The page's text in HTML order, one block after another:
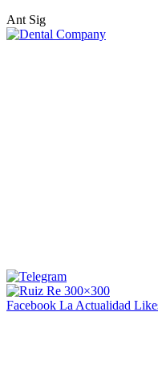
Ant Sig
Facebook La Actualidad